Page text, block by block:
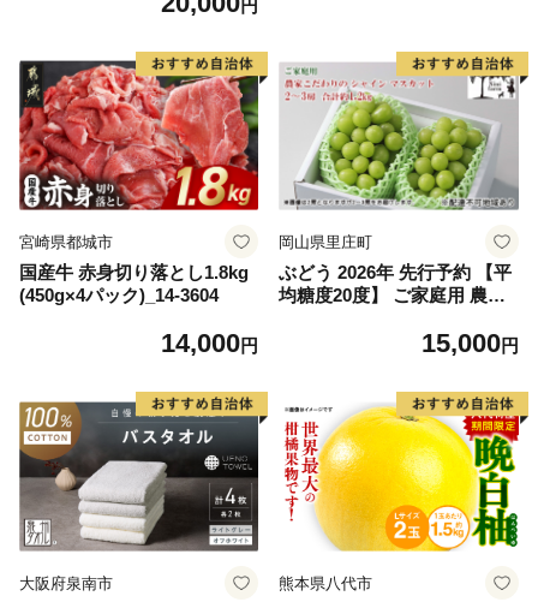
円
宮崎県都城市
国産牛 赤身切り落とし1.8kg
(450g×4パック)_14-3604
14,000円
岡山県里庄町
ぶどう 2026年 先行予約 【平
均糖度20度】 ご家庭用 農家
ット 2～3房 合計約1.2kg ブ
直送 】
15,000円
大阪府泉南市 熊本県八代市